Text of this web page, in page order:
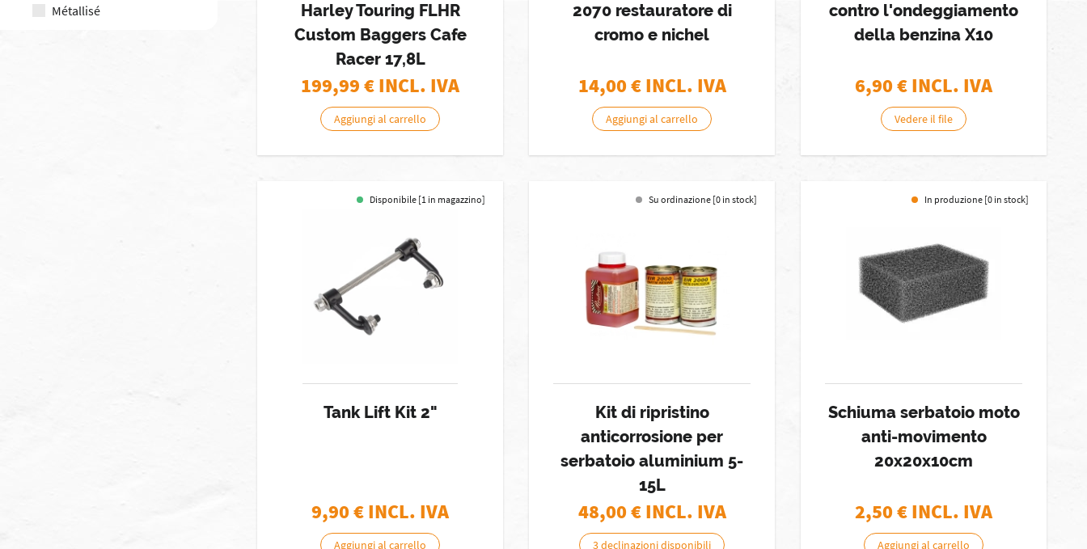
Métallisé
Harley Touring FLHR
Custom Baggers Cafe
Racer 17,8L
199,99 € INCL. IVA
Aggiungi al carrello
2070 restauratore di
cromo e nichel
14,00€ INCL. IVA
Aggiungi al carrello
contro l'ondeggiamento
della benzina X10
6,90€ INCL. IVA
Vedere il file
Disponibile [1 in magazzino]
Tank Lift Kit 2"
9,90€ INCL. IVA
Aggiungi al carrello
Su ordinazione [0 in stock]
Kit di ripristino
anticorrosione per
serbatoio aluminium 5-
15L
48,00€ INCL. IVA
3 declinazioni disponibili
In produzione [0 in stock]
Schiuma serbatoio moto
anti-movimento
20x20x10cm
2,50€ INCL. IVA
Aggiungi al carrello